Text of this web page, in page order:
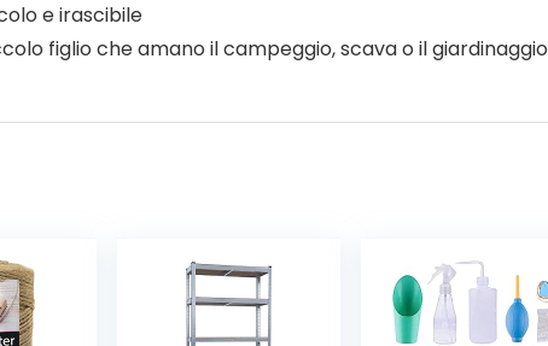
e irascibile
figlio che amano il campeggio, scava o il giardinaggio